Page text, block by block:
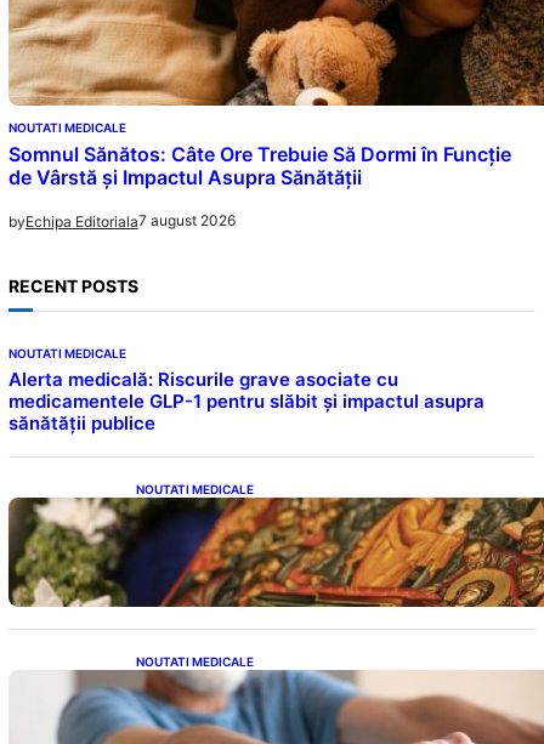
NOUTATI MEDICALE
Somnul Sănătos: Câte Ore Trebuie Să Dormi în Funcție
de Vârstă și Impactul Asupra Sănătății
byEchipa Editoriala7 august 2026
RECENT POSTS
NOUTATI MEDICALE
Alerta medicală: Riscurile grave asociate cu
medicamentele GLP-1 pentru slăbit și impactul asupra
sănătății publice
NOUTATI MEDICALE
Postul Adormirii Maicii Domnului: Tradiții,
Superstiții și Implicații Spiritualitate în 2026
NOUTATI MEDICALE
Îmbunătățirea sănătății cardiovasculare:
Patru exerciții simple pentru reducerea
tensiunii arteriale la domiciliu